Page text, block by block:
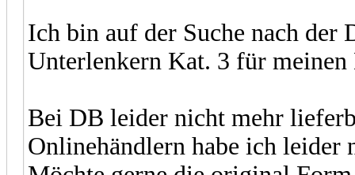
Ich bin auf der Suche nach der
Unterlenkern Kat. 3 für
Bei DB leider nicht mehr
Onlinehändlern habe ich leider